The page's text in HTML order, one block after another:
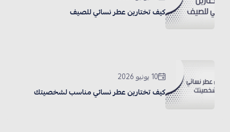
كيف تختارين عطر نسائي للصيف
10 يونيو 2026
كيف تختارين عطر نسائي مناسب لشخصيتك